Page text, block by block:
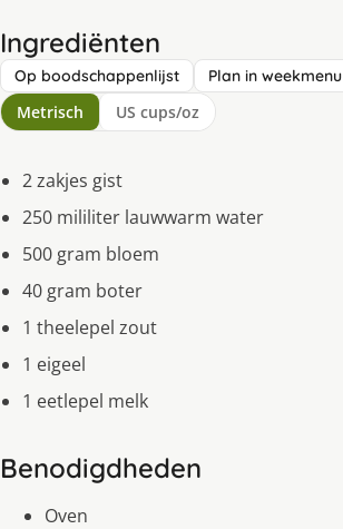
Ingrediënten
Op boodschappenlijst Plan in weekmenu
Metrisch US cups/oz
2 zakjes gist
250 mililiter lauwwarm water
500 gram bloem
40 gram boter
1 theelepel zout
1 eigeel
1 eetlepel melk
Benodigdheden
Oven